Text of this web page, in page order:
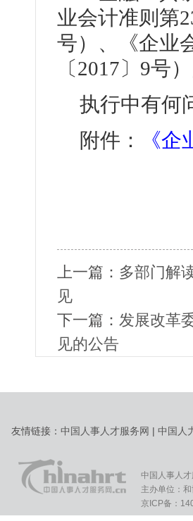
业会计准则第
号）、《企业
〔2017〕9号
执行中有何
附件：
《
上一篇： 多部门解
见
下一篇： 发展改革
见的公告
友情链接： 中国人事人才服务网 | 中国人
中国人事人
主办单位：
京ICP备：